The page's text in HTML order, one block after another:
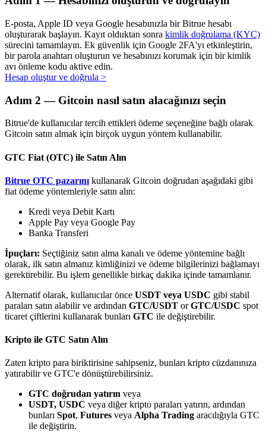
Uzun vadeli kâr ve esnek çıkarlar elde edin
Stake Etmeyi Öğrenin
Bitrue
AI
Bitrue Ortakları
Bitrue İş Ortağı
E-posta, Apple ID veya Google hesabınızla bir Bitrue hesabı
oluşturarak başlayın. Kayıt olduktan sonra kimlik doğrulama (KYC)
sürecini tamamlayın. Ek güvenlik için Google 2FA'yı etkinleştirin,
bir parola anahtarı oluşturun ve hesabınızı korumak için bir kimlik
avı önleme kodu aktive edin.
Hesap oluştur ve doğrula >
Adım 2 — Gitcoin nasıl satın alacağınızı seçin
Bitrue'de kullanıcılar tercih ettikleri ödeme seçeneğine bağlı olarak
Gitcoin satın almak için birçok uygun yöntem kullanabilir.
GTC Fiat (OTC) ile Satın Alın
Bitrue OTC pazarını kullanarak Gitcoin doğrudan aşağıdaki gibi
fiat ödeme yöntemleriyle satın alın:
Kredi veya Debit Kartı
Apple Pay veya Google Pay
Banka Transferi
İpuçları: Seçtiğiniz satın alma kanalı ve ödeme yöntemine bağlı
olarak, ilk satın almanız kimliğinizi ve ödeme bilgilerinizi bağlamayı
gerektirebilir. Bu işlem genellikle birkaç dakika içinde tamamlanır.
Alternatif olarak, kullanıcılar önce USDT veya USDC gibi stabil
paraları satın alabilir ve ardından GTC/USDT orGTC/USDC spot
ticaret çiftlerini kullanarak bunları GTC ile değiştirebilir.
Kripto ile GTC Satın Alın
Zaten kripto para biriktirisine sahipseniz, bunları kripto cüzdanınıza
yatırabilir ve GTC'e dönüştürebilirsiniz.
GTC doğrudan yatırın veya
USDT, USDC veya diğer kripto paraları yatırın, ardından
bunları Spot, Futures veya Alpha Trading aracılığıyla GTC
ile değiştirin.